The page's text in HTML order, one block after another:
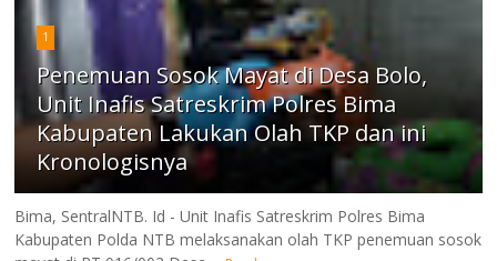
1
Penemuan Sosok Mayat di Desa Bolo,
Unit Inafis Satreskrim Polres Bima
Kabupaten Lakukan Olah TKP dan ini
Kronologisnya
Bima, SentralNTB. Id - Unit Inafis Satreskrim Polres Bima
Kabupaten Polda NTB melaksanakan olah TKP penemuan sosok